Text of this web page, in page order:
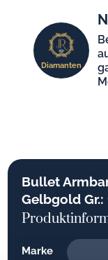
Diamanten
Bullet
Gelbgold Gr.:
Marke